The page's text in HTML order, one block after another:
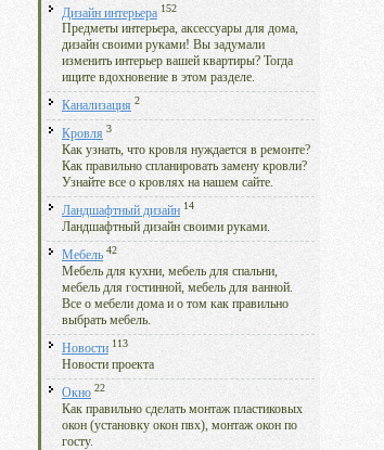
Дизайн интерьера 152
Предметы интерьера, аксессуары для дома,
дизайн своими руками! Вы задумали
изменить интерьер вашей квартиры? Тогда
ищите вдохновение в этом разделе.
Канализация 2
Кровля 3
Как узнать, что кровля нуждается в ремонте?
Как правильно спланировать замену кровли?
Узнайте все о кровлях на нашем сайте.
Ландшафтный дизайн 14
Ландшафтный дизайн своими руками.
Мебель 42
Мебель для кухни, мебель для спальни,
мебель для гостинной, мебель для ванной.
Все о мебели дома и о том как правильно
выбрать мебель.
Новости 113
Новости проекта
Окно 22
Как правильно сделать монтаж пластиковых
окон (установку окон пвх), монтаж окон по
госту.